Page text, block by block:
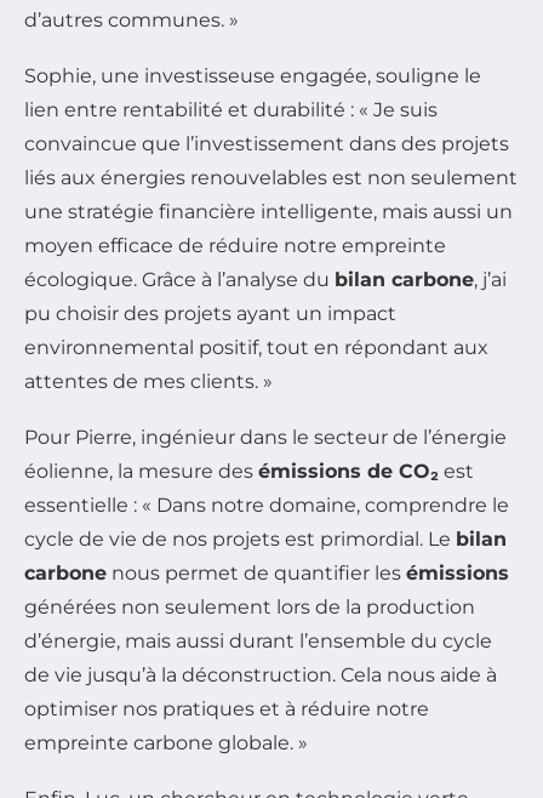
d’autres communes. »
Sophie, une investisseuse engagée, souligne le
lien entre rentabilité et durabilité : « Je suis
convaincue que l’investissement dans des projets
liés aux énergies renouvelables est non seulement
une stratégie financière intelligente, mais aussi un
moyen efficace de réduire notre empreinte
écologique. Grâce à l’analyse du bilan carbone, j’ai
pu choisir des projets ayant un impact
environnemental positif, tout en répondant aux
attentes de mes clients. »
Pour Pierre, ingénieur dans le secteur de l’énergie
éolienne, la mesure des émissions de CO₂ est
essentielle : « Dans notre domaine, comprendre le
cycle de vie de nos projets est primordial. Le bilan
carbone nous permet de quantifier les émissions
générées non seulement lors de la production
d’énergie, mais aussi durant l’ensemble du cycle
de vie jusqu’à la déconstruction. Cela nous aide à
optimiser nos pratiques et à réduire notre
empreinte carbone globale. »